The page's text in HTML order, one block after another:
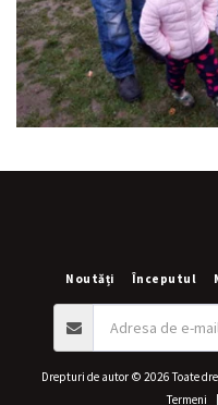
Noutăți Începutul
Drepturi de autor © 2026 Toate
Termeni